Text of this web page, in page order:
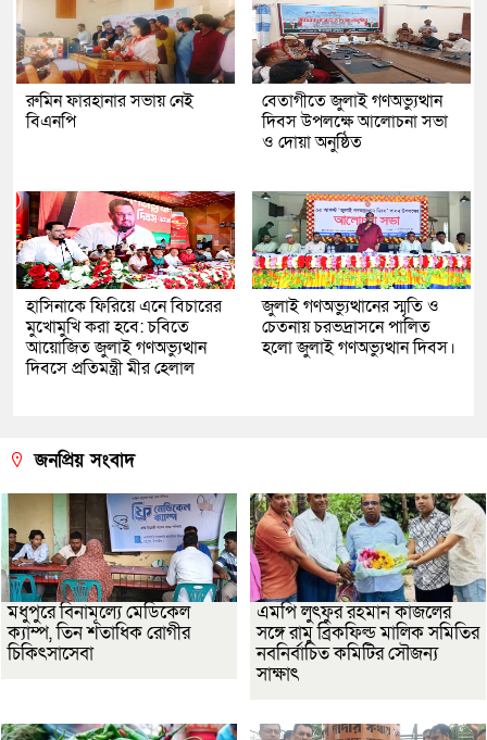
রুমিন ফারহানার সভায় নেই
বিএনপি
বেতাগীতে জুলাই গণঅভ্যুত্থান
দিবস উপলক্ষে আলোচনা সভা
ও দোয়া অনুষ্ঠিত
হাসিনাকে ফিরিয়ে এনে বিচারের
মুখোমুখি করা হবে: চবিতে
আয়োজিত জুলাই গণঅভ্যুত্থান
দিবসে প্রতিমন্ত্রী মীর হেলাল
জুলাই গণঅভ্যুত্থানের স্মৃতি ও
চেতনায় চরভদ্রাসনে পালিত
হলো জুলাই গণঅভ্যুত্থান দিবস।
জনপ্রিয় সংবাদ
মধুপুরে বিনামূল্যে মেডিকেল
ক্যাম্প, তিন শতাধিক রোগীর
চিকিৎসাসেবা
এমপি লুৎফুর রহমান কাজলের
সঙ্গে রামু ব্রিকফিল্ড মালিক সমিতির
নবনির্বাচিত কমিটির সৌজন্য
সাক্ষাৎ